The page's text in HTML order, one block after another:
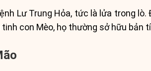
Lư Trung Hỏa, tức là lửa trong
con Mèo, họ thường sở hữu bản